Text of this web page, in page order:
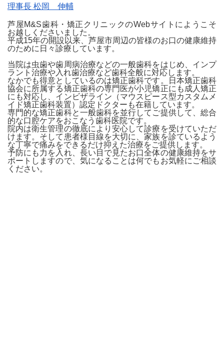
理事長 松岡 伸輔
芦屋M&S歯科・矯正クリニックのWebサイトにようこそ
お越しくださいました。
平成15年の開設以来、芦屋市周辺の皆様のお口の健康維持
のために日々診療しています。
当院は虫歯や歯周病治療などの一般歯科をはじめ、インプ
ラント治療や入れ歯治療など歯科全般に対応します。
なかでも得意としているのは矯正歯科です。日本矯正歯科
協会に所属する矯正歯科の専門医が小児矯正にも成人矯正
にも対応し、インビザライン（マウスピース型カスタムメ
イド矯正歯科装置）認定ドクターも在籍しています。
専門的な矯正歯科と一般歯科を並行してご提供して、総合
的な口腔ケアをおこなう歯科医院です。
院内は衛生管理の徹底により安心して診療を受けていただ
けます。そして患者様目線を大切に、家族を診ているよう
な丁寧で痛みをできるだけ抑えた治療をご提供します。
予防にも力を入れ、長い目で見たお口全体の健康維持をサ
ポートしますので、気になることは何でもお気軽にご相談
ください。